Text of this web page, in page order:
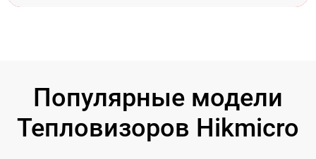
Популярные модели
Тепловизоров Hikmicro